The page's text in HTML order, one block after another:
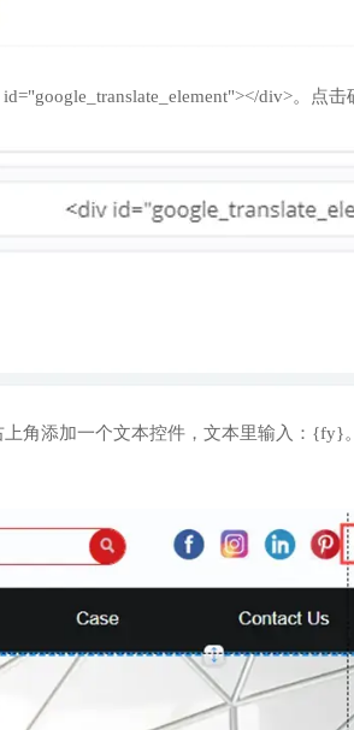
div>。点击
角添加一个文本控件，文本里输入：{fy}